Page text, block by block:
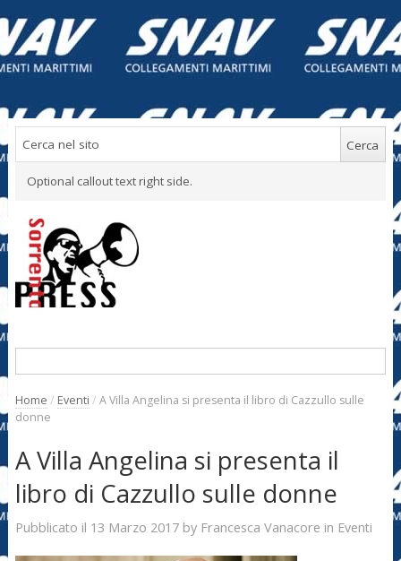
Optional callout text right side.
Home / Eventi / A Villa Angelina si presenta il libro di Cazzullo sulle
donne
A Villa Angelina si presenta il
libro di Cazzullo sulle donne
Pubblicato il 13 Marzo 2017by Francesca Vanacore in Eventi